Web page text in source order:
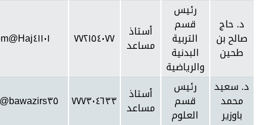
د. حاج
صالح بن
طحين
رئيس
قسم
التربية
البدنية
والرياضية
أستاذ
مساعد ٧٧٢١٥٤٠٧٧ Haj٤١١٠١@gmail.com
د. سعيد
محمد
باوزير
رئيس
قسم
العلوم
أستاذ
مساعد ٧٧٧٣٠٤٦٣٣
bawazirs٣٥@gmail.com